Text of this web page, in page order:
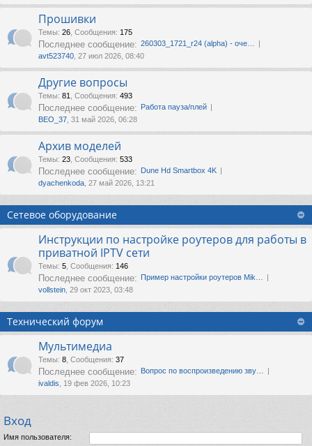
Прошивки
Темы: 26 Сообщения: 175
Последнее сообщение: 260303_1721_r24 (alpha) - оче…
avt523740 , 27 июл 2026, 08:40
Другие вопросы
Темы: 81 Сообщения: 493
Последнее сообщение: Работа пауза/плей
ВЕО_37 , 31 май 2026, 06:28
Архив моделей
Темы: 23 Сообщения: 533
Последнее сообщение: Dune Hd Smartbox 4K
dyachenkoda , 27 май 2026, 13:21
Сетевое оборудование
Инструкции по настройке роутеров для работы в
приватной IPTV сети
Темы: 5 Сообщения: 146
Последнее сообщение: Пример настройки роутеров Mik…
vollstein , 29 окт 2023, 03:48
Технический форум
Мультимедиа
Темы: 8 Сообщения: 37
Последнее сообщение: Вопрос по воспроизведению зву…
ivaldis , 19 фев 2026, 10:23
Вход
Имя пользователя: